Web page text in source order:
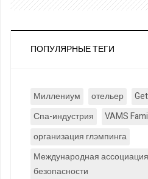
ПОПУЛЯРНЫЕ ТЕГИ
Миллениум отельер
Спа-индустрия
VAMS
организация глэмпинга
Международная
безопасности